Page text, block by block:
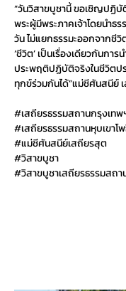
“วันวิสาขบูชานี้ ขอเชิญปฏิบั
พระผู้มีพระภาคเจ้าโดยนำธ
วัน ไม่แยกธรรมะออกจากชีวิต
‘ชีวิต’ เป็นเรื่องเดียวกันการ
ประพฤติปฏิบัติจริงในชีวิตปร
ทุกข์ร่วมกันได้”แม่ชีศันสนีย์
#เสถยรธรรมสถานกรุงเทพ
#เสถยรธรรมสถานหุบเขาโ
#แม่ชีศันสนีย์เสถียรสุต
#วิสาขบูชา
#วสาขบูชาเสถียรธรรมสถา